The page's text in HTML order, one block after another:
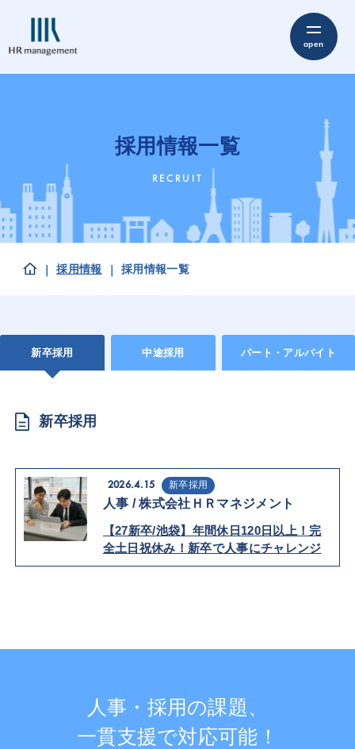
採用情報一覧
RECRUIT
採用情報 採用情報一覧
新卒採用 中途採用 パート・アルバイト
新卒採用
2026.4.15 新卒採用
人事 / 株式会社ＨＲマネジメント
【27新卒/池袋】年間休日120日以上！完
全土日祝休み！新卒で人事にチャレンジ
★
人事・採用の課題、
一貫支援で対応可能！